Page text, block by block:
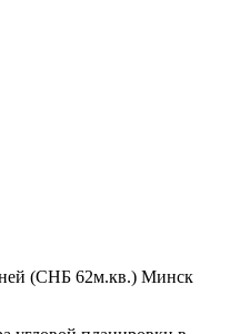
(СНБ 62м.кв.) Минск